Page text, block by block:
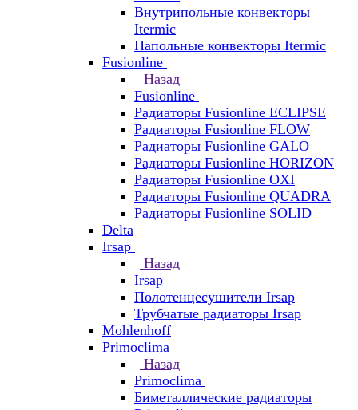
Внутрипольные конвекторы
Itermic
Напольные конвекторы Itermic
Fusionline
Назад
Fusionline
Радиаторы Fusionline ECLIPSE
Радиаторы Fusionline FLOW
Радиаторы Fusionline GALO
Радиаторы Fusionline HORIZON
Радиаторы Fusionline OXI
Радиаторы Fusionline QUADRA
Радиаторы Fusionline SOLID
Delta
Irsap
Назад
Irsap
Полотенцесушители Irsap
Трубчатые радиаторы Irsap
Mohlenhoff
Primoclima
Назад
Primoclima
Биметаллические радиаторы